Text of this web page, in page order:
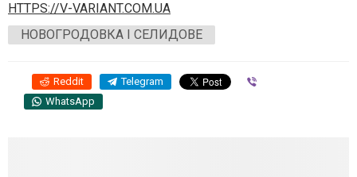
HTTPS://V-VARIANT.COM.UA
НОВОГРОДОВКА І СЕЛИДОВЕ
Reddit Telegram
WhatsApp